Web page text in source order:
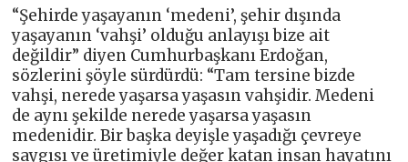
“Şehirde yaşayanın ‘medeni’, şehir dışında
yaşayanın ‘vahşi’ olduğu anlayışı bize ait
değildir” diyen Cumhurbaşkanı Erdoğan,
sözlerini şöyle sürdürdü: “Tam tersine bizde
vahşi, nerede yaşarsa yaşasın vahşidir. Medeni
de aynı şekilde nerede yaşarsa yaşasın
medenidir. Bir başka deyişle yaşadığı çevreye
saygısı ve üretimiyle değer katan insan hayatını